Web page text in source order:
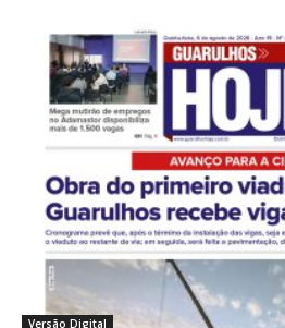
Versão Digital